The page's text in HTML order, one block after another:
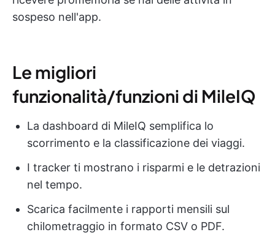
sospeso nell'app.
Le migliori
funzionalità/funzioni di MileIQ
La dashboard di MileIQ semplifica lo
scorrimento e la classificazione dei viaggi.
I tracker ti mostrano i risparmi e le detrazioni
nel tempo.
Scarica facilmente i rapporti mensili sul
chilometraggio in formato CSV o PDF.